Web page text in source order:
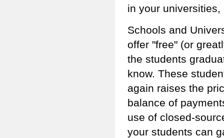
in your
Schools and
offer "free" (or
the students
know. These
again raises the
balance of
use of closed-
your students can